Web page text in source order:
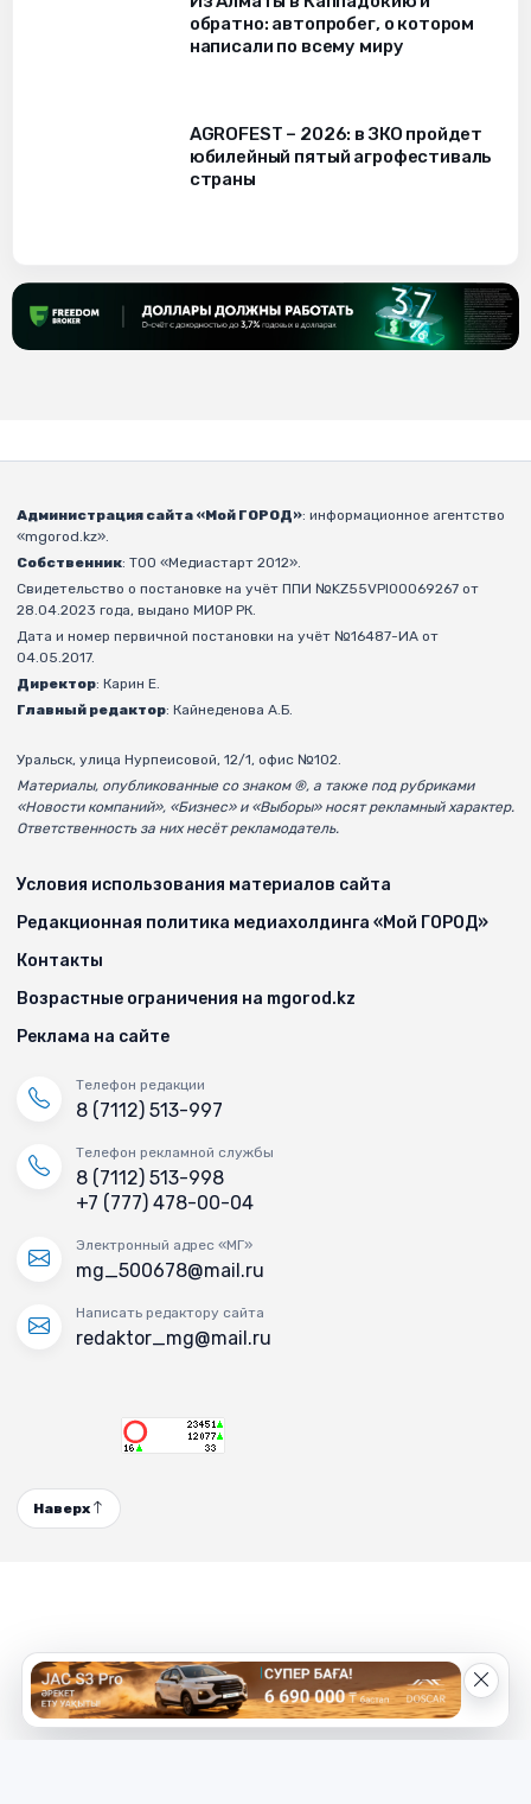
обратно: автопробег, о котором
написали по всему миру
AGROFEST – 2026: в ЗКО пройдет
юбилейный пятый агрофестиваль
страны
Администрация сайта «Мой ГОРОД»: информационное агентство
«mgorod.kz».
Собственник: ТОО «Медиастарт 2012».
Свидетельство о постановке на учёт ППИ №KZ55VPI00069267 от
28.04.2023 года, выдано МИОР РК.
Дата и номер первичной постановки на учёт №16487-ИА от
04.05.2017.
Директор: Карин Е.
Главный редактор: Кайнеденова А.Б.
Уральск, улица Нурпеисовой, 12/1, офис №102.
Материалы, опубликованные со знаком ®, а также под рубриками
«Новости компаний», «Бизнес» и «Выборы» носят рекламный характер.
Ответственность за них несёт рекламодатель.
Условия использования материалов сайта
Редакционная политика медиахолдинга «Мой ГОРОД»
Контакты
Возрастные ограничения на mgorod.kz
Реклама на сайте
Телефон редакции
8 (7112) 513-997
Телефон рекламной службы
8 (7112) 513-998
+7 (777) 478-00-04
Электронный адрес «МГ»
mg_500678@mail.ru
Написать редактору сайта
redaktor_mg@mail.ru
Наверх